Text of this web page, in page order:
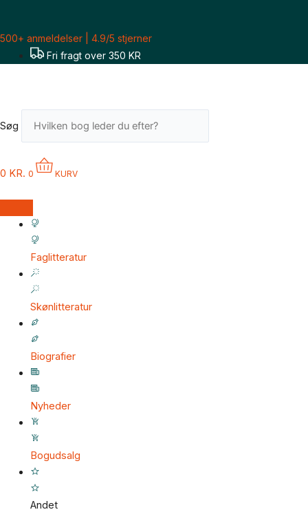
indholdet
500+ anmeldelser | 4.9/5 stjerner
Fri fragt over 350 KR
Søg
0 KR. 0 KURV
Faglitteratur
Skønlitteratur
Biografier
Nyheder
Bogudsalg
Andet